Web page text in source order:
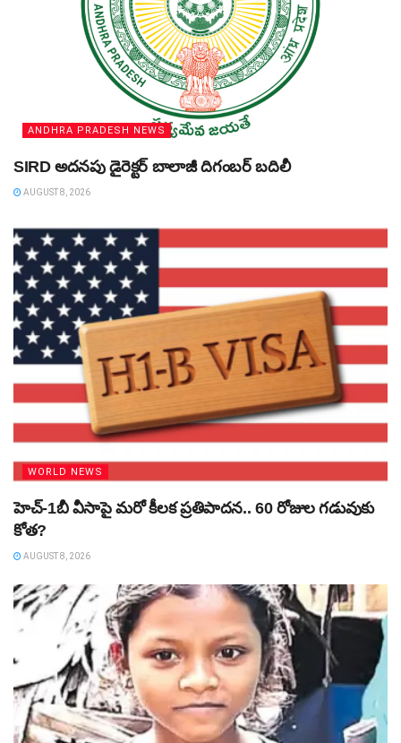
ANDHRA PRADESH NEWS
SIRD అదనపు డైరెక్టర్‌ బాలాజీ దిగంబర్‌ బదిలీ
AUGUST 8, 2026
WORLD NEWS
హెచ్‌-1బీ వీసాపై మరో కీలక ప్రతిపాదన.. 60 రోజుల గడువుకు
కోత?
AUGUST 8, 2026